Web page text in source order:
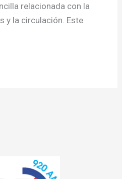
relacionada con la
y la circulación. Este